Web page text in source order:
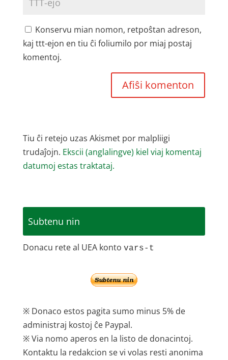
Konservu mian nomon, retpoŝtan adreson,
kaj ttt-ejon en tiu ĉi foliumilo por miaj postaj
komentoj.
Tiu ĉi retejo uzas Akismet por malpliigi
trudaĵojn. Ekscii (anglalingve) kiel viaj komentaj
datumoj estas traktataj.
Subtenu nin
Donacu rete al UEA konto vars-t
※ Donaco estos pagita sumo minus 5% de
administraj kostoj ĉe Paypal.
※ Via nomo aperos en la listo de donacintoj.
Kontaktu la redakcion se vi volas resti anonima